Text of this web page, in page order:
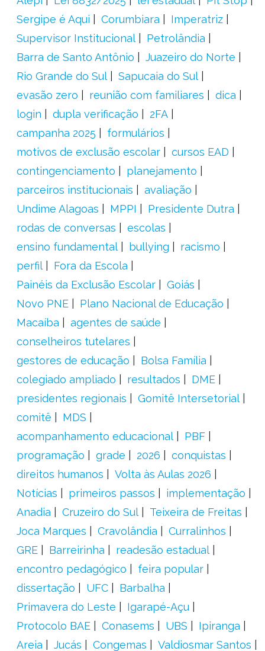
Sergipe é Aqui
Corumbiara
Imperatriz
Supervisor Institucional
Petrolândia
Barra de Santo Antônio
Juazeiro do Norte
Rio Grande do Sul
Sapucaia do Sul
evasão zero
reunião com familiares
dica
login
dupla verificação
2FA
campanha 2025
formulários
motivos de exclusão escolar
cursos EAD
contingenciamento
planejamento
parceiros institucionais
avaliação
Undime Alagoas
MPPI
Presidente Dutra
rodas de conversas
escolas
ensino fundamental
bullying
racismo
perfil
Fora da Escola
Painéis da Exclusão Escolar
Goiás
Novo PNE
Plano Nacional de Educação
Macaíba
agentes de saúde
conselheiros tutelares
gestores de educação
Bolsa Família
colegiado ampliado
resultados
DME
presidentes regionais
Gomitê Intersetorial
comitê
MDS
acompanhamento educacional
PBF
programação
grade 2026
conquistas
direitos humanos
Volta às Aulas 2026
Notícias
primeiros passos
implementação
Anadia
Cruzeiro do Sul
Teixeira de Freitas
Joca Marques
Cravolândia
Curralinhos
GRE
Barreirinha
readesão estadual
encontro pedagógico
feira popular
dissertação
UFC
Barbalha
Primavera do Leste
Igarapé-Açu
Protocolo BAE
Conasems UBS
Ipiranga
Areia
Jucás Congemas Valdiosmar Santos